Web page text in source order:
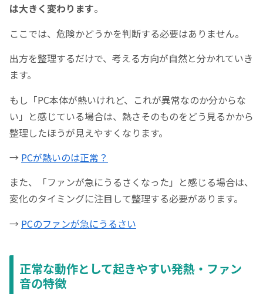
は大きく変わります。
ここでは、危険かどうかを判断する必要はありません。
出方を整理するだけで、考える方向が自然と分かれていき
ます。
もし「PC本体が熱いけれど、これが異常なのか分からな
い」と感じている場合は、熱さそのものをどう見るかから
整理したほうが見えやすくなります。
→ PCが熱いのは正常？
また、「ファンが急にうるさくなった」と感じる場合は、
変化のタイミングに注目して整理する必要があります。
→ PCのファンが急にうるさい
正常な動作として起きやすい発熱・ファン
音の特徴